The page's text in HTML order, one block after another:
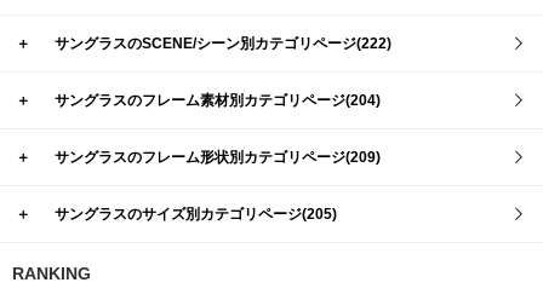
＋ サングラスのSCENE/シーン別カテゴリページ(222)
＋ サングラスのフレーム素材別カテゴリページ(204)
＋ サングラスのフレーム形状別カテゴリページ(209)
＋ サングラスのサイズ別カテゴリページ(205)
RANKING